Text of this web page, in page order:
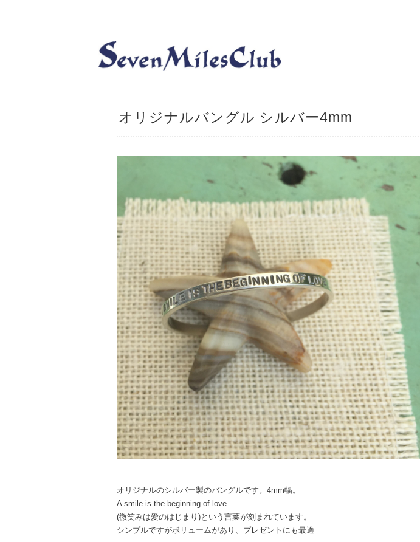
オリジナルバングル シルバー4mm
オリジナルのシルバー製のバングルです。4mm幅。
A smile is the beginning of love
(微笑みは愛のはじまり)という言葉が刻まれています。
シンプルですがボリュームがあり、プレゼントにも最適